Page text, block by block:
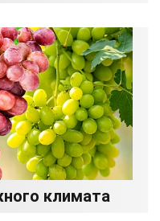
климата